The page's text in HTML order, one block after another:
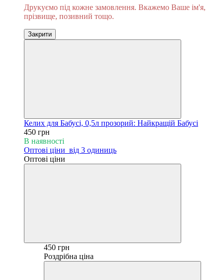
Друкуємо під кожне замовлення. Вкажемо Ваше ім'я,
прізвище, позивний тощо.
Закрити
Келих для Бабусі, 0,5л прозорий: Найкращій Бабусі
450 грн
В наявності
Оптові ціни від 3 одиниць
Оптові ціни
450 грн
Роздрібна ціна